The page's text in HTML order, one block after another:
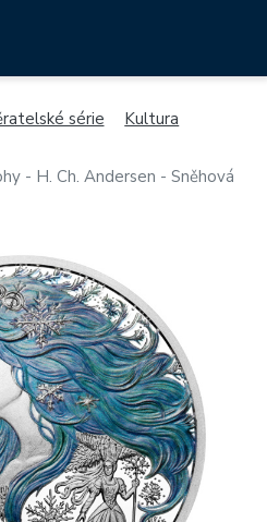
série
Kultura
- H. Ch. Andersen - Sněhová